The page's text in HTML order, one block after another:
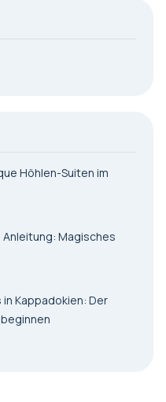
Höhlen-Suiten im
Magisches
Kappadokien: Der